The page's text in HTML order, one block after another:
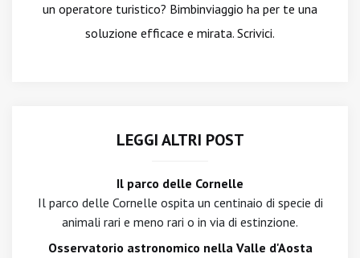
un operatore turistico? Bimbinviaggio ha per te una
soluzione efficace e mirata. Scrivici.
LEGGI ALTRI POST
Il parco delle Cornelle
Il parco delle Cornelle ospita un centinaio di specie di
animali rari e meno rari o in via di estinzione.
Osservatorio astronomico nella Valle d'Aosta